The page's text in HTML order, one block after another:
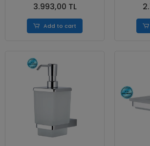
3.993,00 TL
Add to cart